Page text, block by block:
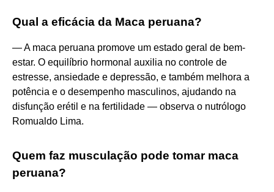
Qual a eficácia da Maca peruana?
— A maca peruana promove um estado geral de bem-
estar. O equilíbrio hormonal auxilia no controle de
estresse, ansiedade e depressão, e também melhora a
potência e o desempenho masculinos, ajudando na
disfunção erétil e na fertilidade — observa o nutrólogo
Romualdo Lima.
Quem faz musculação pode tomar maca
peruana?